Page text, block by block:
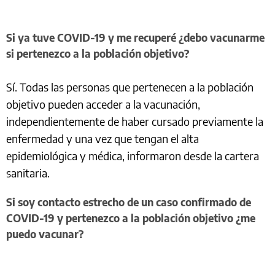
Si ya tuve COVID-19 y me recuperé ¿debo vacunarme
si pertenezco a la población objetivo?
Sí. Todas las personas que pertenecen a la población
objetivo pueden acceder a la vacunación,
independientemente de haber cursado previamente la
enfermedad y una vez que tengan el alta
epidemiológica y médica, informaron desde la cartera
sanitaria.
Si soy contacto estrecho de un caso confirmado de
COVID-19 y pertenezco a la población objetivo ¿me
puedo vacunar?